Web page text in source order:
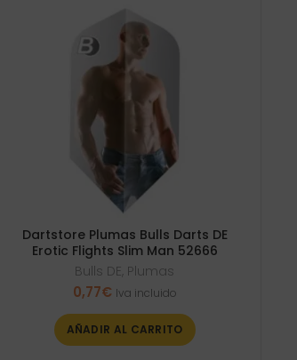
Dartstore Plumas Bulls Darts DE
Erotic Flights Slim Man 52666
Bulls DE, Plumas
0,77€ Iva incluido
AÑADIR AL CARRITO